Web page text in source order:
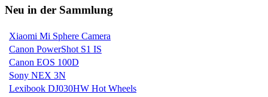
Neu in der Sammlung
Xiaomi Mi Sphere Camera
Canon PowerShot S1 IS
Canon EOS 100D
Sony NEX 3N
Lexibook DJ030HW Hot Wheels